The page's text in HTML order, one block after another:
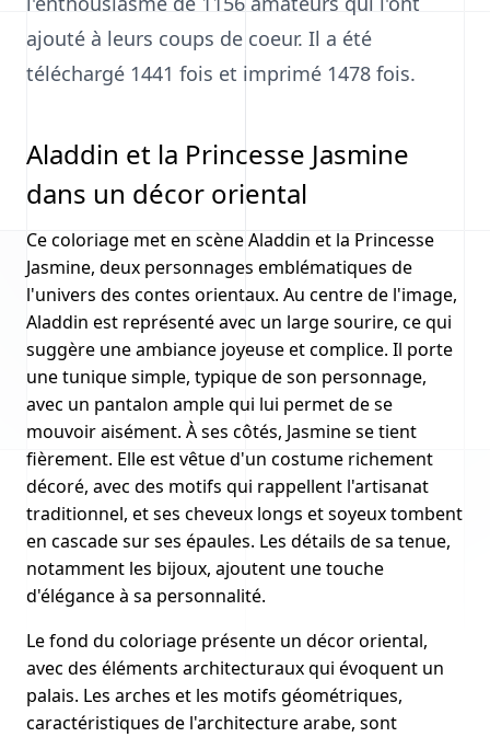
ajouté à leurs coups de coeur. Il a été
téléchargé 1441 fois et imprimé 1478 fois.
Aladdin et la Princesse Jasmine
dans un décor oriental
Ce coloriage met en scène Aladdin et la Princesse
Jasmine, deux personnages emblématiques de
l'univers des contes orientaux. Au centre de l'image,
Aladdin est représenté avec un large sourire, ce qui
suggère une ambiance joyeuse et complice. Il porte
une tunique simple, typique de son personnage,
avec un pantalon ample qui lui permet de se
mouvoir aisément. À ses côtés, Jasmine se tient
fièrement. Elle est vêtue d'un costume richement
décoré, avec des motifs qui rappellent l'artisanat
traditionnel, et ses cheveux longs et soyeux tombent
en cascade sur ses épaules. Les détails de sa tenue,
notamment les bijoux, ajoutent une touche
d'élégance à sa personnalité.
Le fond du coloriage présente un décor oriental,
avec des éléments architecturaux qui évoquent un
palais. Les arches et les motifs géométriques,
caractéristiques de l'architecture arabe, sont